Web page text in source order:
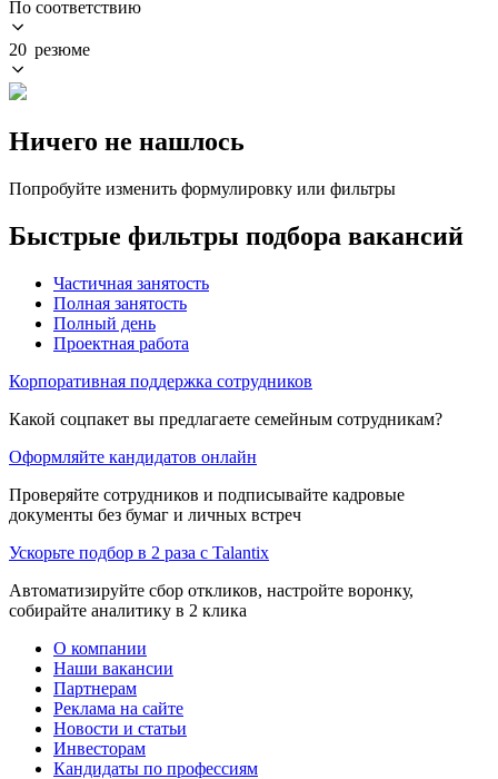
По соответствию
20 резюме
Ничего не нашлось
Попробуйте изменить формулировку или фильтры
Быстрые фильтры подбора вакансий
Частичная занятость
Полная занятость
Полный день
Проектная работа
Корпоративная поддержка сотрудников
Какой соцпакет вы предлагаете семейным сотрудникам?
Оформляйте кандидатов онлайн
Проверяйте сотрудников и подписывайте кадровые
документы без бумаг и личных встреч
Ускорьте подбор в 2 раза с Talantix
Автоматизируйте сбор откликов, настройте воронку,
собирайте аналитику в 2 клика
О компании
Наши вакансии
Партнерам
Реклама на сайте
Новости и статьи
Инвесторам
Кандидаты по профессиям